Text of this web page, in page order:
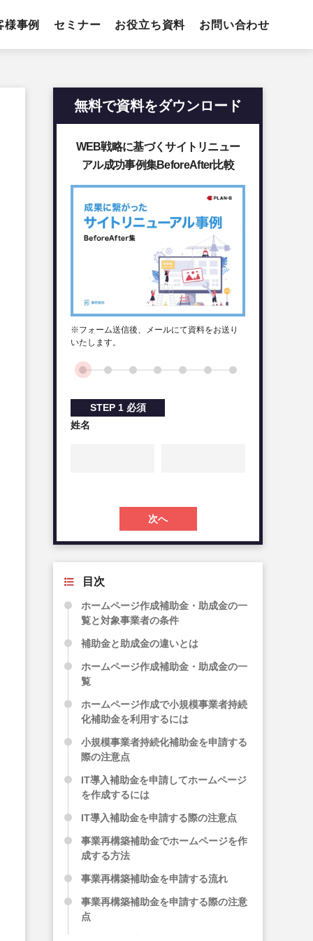
様事例 セミナー お役立ち資料 お問い合わせ
無料で資料をダウンロード
WEB戦略に基づくサイトリニュー
アル成功事例集BeforeAfter比較
※フォーム送信後、メールにて資料をお送り
いたします。
STEP 1 必須
姓名
次へ
目次
ホームページ作成補助金・助成金の一
覧と対象事業者の条件
補助金と助成金の違いとは
ホームページ作成補助金・助成金の一
覧
ホームページ作成で小規模事業者持続
化補助金を利用するには
小規模事業者持続化補助金を申請する
際の注意点
IT導入補助金を申請してホームページ
を作成するには
IT導入補助金を申請する際の注意点
事業再構築補助金でホームページを作
成する方法
事業再構築補助金を申請する流れ
事業再構築補助金を申請する際の注意
点